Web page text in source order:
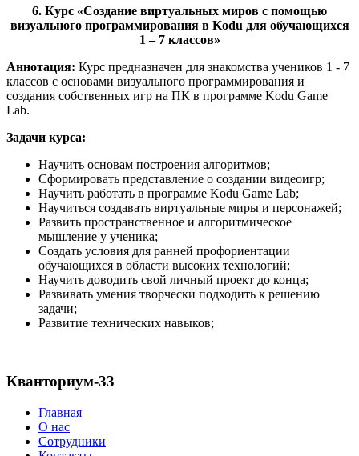
6. Курс «Создание виртуальных миров с помощью
визуального программирования в Kodu для обучающихся
1 – 7 классов»
Аннотация: Курс предназначен для знакомства учеников 1 - 7
классов с основами визуального программирования и
создания собственных игр на ПК в программе Kodu Game
Lab.
Задачи курса:
Научить основам построения алгоритмов;
Сформировать представление о создании видеоигр;
Научить работать в программе Kodu Game Lab;
Научиться создавать виртуальные миры и персонажей;
Развить пространственное и алгоритмическое
мышление у ученика;
Создать условия для ранней профориентации
обучающихся в области высоких технологий;
Научить доводить свой личный проект до конца;
Развивать умения творчески подходить к решению
задачи;
Развитие технических навыков;
Кванториум-33
Главная
О нас
Сотрудники